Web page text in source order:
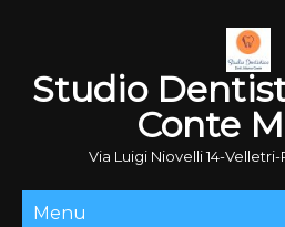
Studio
Conte
Via Luigi Niovelli 14-Velletri-
Menu